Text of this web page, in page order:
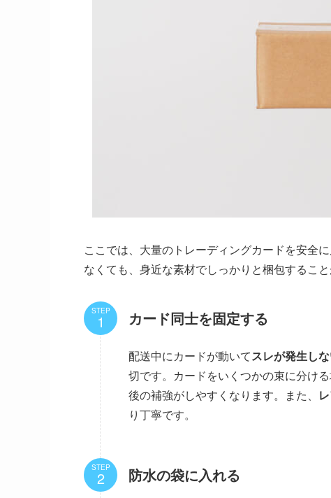
ここでは、大量のトレーディングカードを安全
なくても、身近な素材でしっかりと梱包すること
STEP カード同士を固定する
配送中にカードが動いてスレが発生し
切です。カードをいくつかの束に分け
後の補強がしやすくなります。また、
り丁寧です。
STEP 防水の袋に入れる